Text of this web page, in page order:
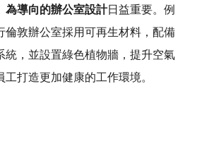
為導向的辦公室設計日益重要。例
倫敦辦公室採用可再生材料，配備
統，並設置綠色植物牆，提升空氣
工打造更加健康的工作環境。